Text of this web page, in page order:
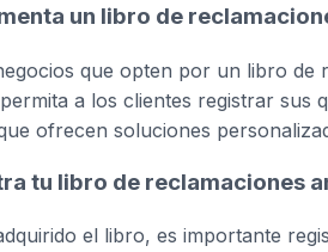
un libro de
que opten por un libro
a los clientes registrar sus
ofrecen soluciones
tu libro de reclamaciones
el libro, es importante